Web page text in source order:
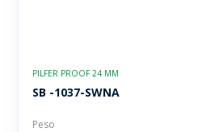
PILFER PROOF 24 MM
SB -1037-SWNA
Peso